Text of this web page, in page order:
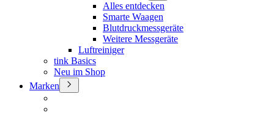
Alles entdecken
Smarte Waagen
Blutdruckmessgeräte
Weitere Messgeräte
Luftreiniger
tink Basics
Neu im Shop
Marken